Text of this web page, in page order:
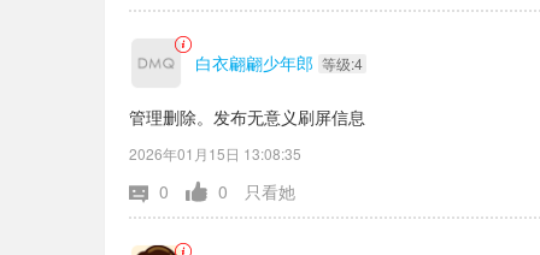
白衣翩翩少年郎 等级:4
管理删除。发布无意义刷屏信息
2026年01月15日 13:08:35
0 0 只看她